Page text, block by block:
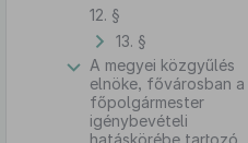
12. §
13. §
A megyei közgyűlés
elnöke, fővárosban a
főpolgármester
igénybevételi
hatáskörébe tartozó